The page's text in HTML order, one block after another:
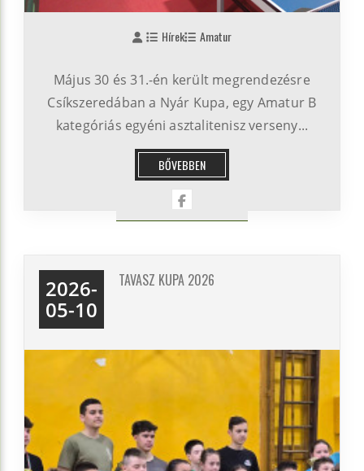
Hírek Amatur
Május 30 és 31.-én került megrendezésre
Csíkszeredában a Nyár Kupa, egy Amatur B
kategóriás egyéni asztalitenisz verseny...
BŐVEBBEN
2026-
05-10
TAVASZ KUPA 2026